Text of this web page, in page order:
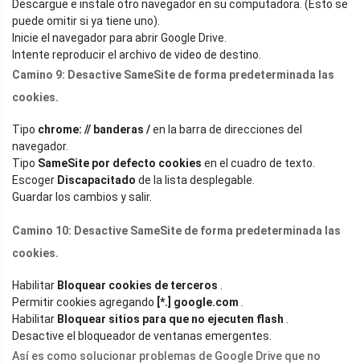
Descargue e instale otro navegador en su computadora. (Esto se
puede omitir si ya tiene uno).
Inicie el navegador para abrir Google Drive.
Intente reproducir el archivo de video de destino.
Camino 9: Desactive SameSite de forma predeterminada las
cookies.
Tipo chrome: // banderas /en la barra de direcciones del
navegador.
Tipo SameSite por defecto cookies en el cuadro de texto.
Escoger Discapacitado de la lista desplegable.
Guardar los cambios y salir.
Camino 10: Desactive SameSite de forma predeterminada las
cookies.
Habilitar Bloquear cookies de terceros
Permitir cookies agregando [*.] google.com
Habilitar Bloquear sitios para que no ejecuten flash
Desactive el bloqueador de ventanas emergentes.
Así es como solucionar problemas de Google Drive que no